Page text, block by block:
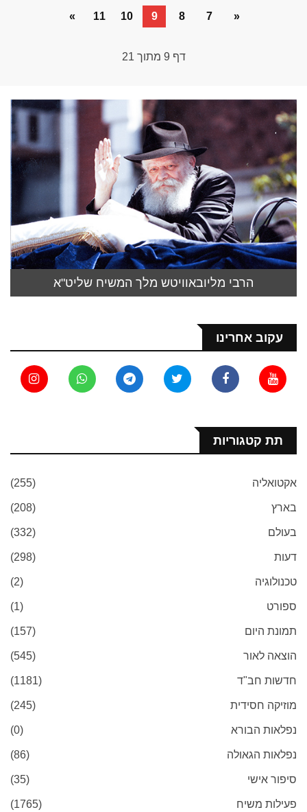
«
7
8
9
10
11
»
דף 9 מתוך 21
הרבי מליובאוויטש מלך המשיח שליט"א
עקוב אחרינו
תת קטגוריות
אקטואליה (255)
בארץ (208)
בעולם (332)
דעות (298)
טכנולוגיה (2)
ספורט (1)
תמונת היום (157)
הוצאה לאור (545)
חדשות חב"ד (1181)
מוזיקה חסידית (245)
נפלאות הבורא (0)
נפלאות הגאולה (86)
סיפור אישי (35)
פעילות משיח (1765)